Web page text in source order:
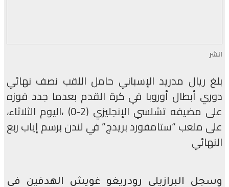
انشر
بلغ ريال مدريد الإسباني حامل اللقب نصف نهائي
دوري أبطال أوروبا في كرة القدم بعدما جدد فوزه
على مضيفه تشلسي الإنجليزي (2-0) ،اليوم الثلاثاء،
على ملعب “ستامفورد بريدج” في لندن برسم إياب ربع
النهائي
وسجل البرازيلي رودريغو غويش الهدفين في